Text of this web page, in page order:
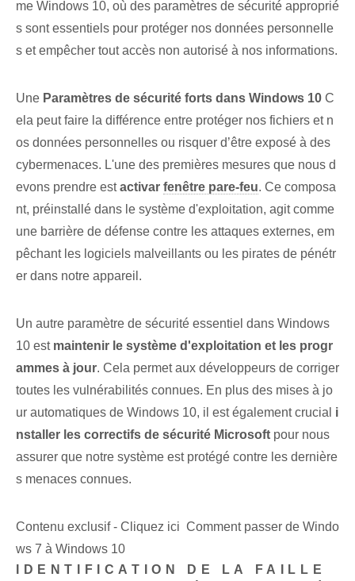
me Windows 10, où des paramètres de sécurité approprié
s sont essentiels pour protéger nos données personnelle
s et empêcher tout accès non autorisé à nos informations.
Une Paramètres de sécurité forts dans Windows 10 C
ela peut faire la différence entre protéger nos fichiers et n
os données personnelles ou risquer d’être exposé à des
cybermenaces. L'une des premières mesures que nous d
evons prendre estactivar fenêtre pare-feu. Ce composa
nt⁤, préinstallé dans le système d'exploitation, agit comme
une barrière de défense contre les attaques externes, em
pêchant les logiciels malveillants ou les pirates de pénétr
er dans notre appareil.
Un autre paramètre de sécurité essentiel dans Windows
10 est maintenir le système d'exploitation et les progr
ammes à jour. Cela permet aux développeurs de corriger
toutes les vulnérabilités connues. En plus des mises à jo
ur automatiques de Windows 10, il est également crucial i
nstaller les correctifs de sécurité Microsoft pour nous
assurer⁤ que notre système est protégé⁣ contre les dernière
s menaces connues.
Contenu exclusif - Cliquez ici Comment passer de Windo
ws 7 à Windows 10
IDENTIFICATION DE LA FAILLE